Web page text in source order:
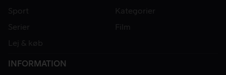
Sport
Kategorier
Serier
Film
Lej & køb
INFORMATION